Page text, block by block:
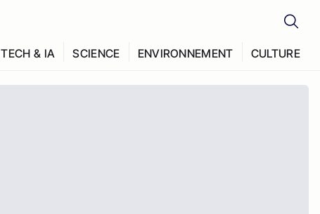
TECH & IA SCIENCE ENVIRONNEMENT CULTURE